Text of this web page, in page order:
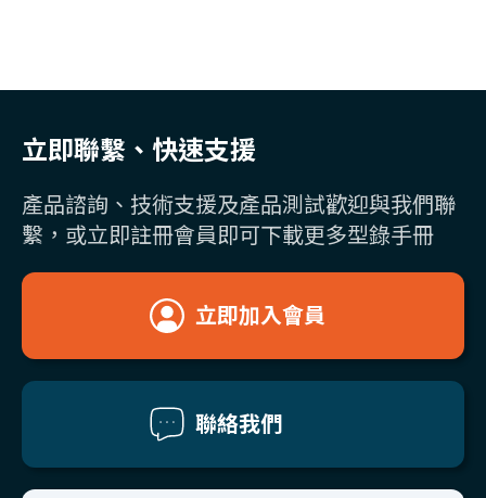
立即聯繫、快速支援
產品諮詢、技術支援及產品測試歡迎與我們聯
繫，或立即註冊會員即可下載更多型錄手冊
立即加入會員
聯絡我們